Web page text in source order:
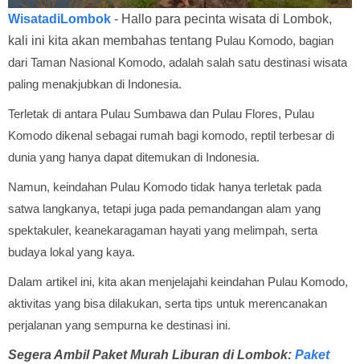
WisatadiLombok - Hallo para pecinta wisata di Lombok,
kali ini kita akan membahas tentang Pulau Komodo, bagian
dari Taman Nasional Komodo, adalah salah satu destinasi wisata
paling menakjubkan di Indonesia.
Terletak di antara Pulau Sumbawa dan Pulau Flores, Pulau
Komodo dikenal sebagai rumah bagi komodo, reptil terbesar di
dunia yang hanya dapat ditemukan di Indonesia.
Namun, keindahan Pulau Komodo tidak hanya terletak pada
satwa langkanya, tetapi juga pada pemandangan alam yang
spektakuler, keanekaragaman hayati yang melimpah, serta
budaya lokal yang kaya.
Dalam artikel ini, kita akan menjelajahi keindahan Pulau Komodo,
aktivitas yang bisa dilakukan, serta tips untuk merencanakan
perjalanan yang sempurna ke destinasi ini.
Segera Ambil Paket Murah Liburan di Lombok: Paket